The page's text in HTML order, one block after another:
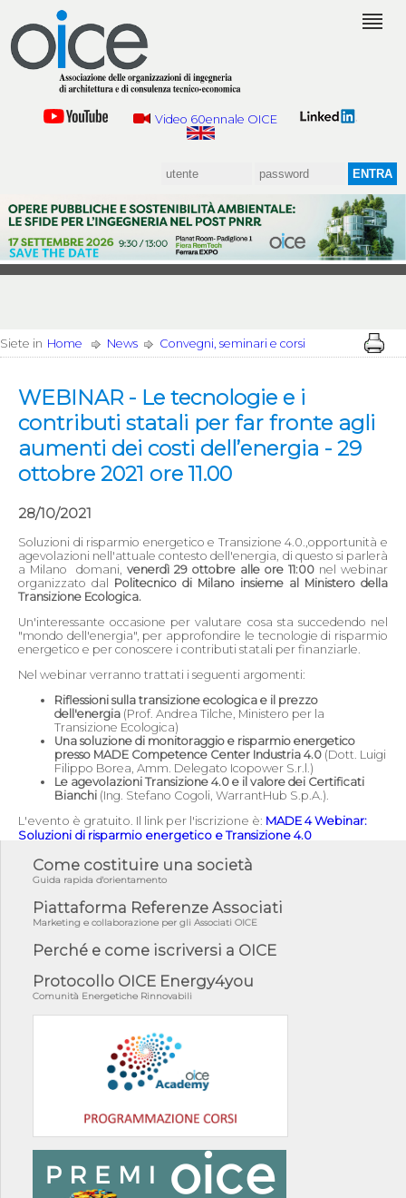
Video 60ennale OICE
Siete in Home News Convegni, seminari e corsi
WEBINAR - Le tecnologie e i
contributi statali per far fronte agli
aumenti dei costi dell’energia - 29
ottobre 2021 ore 11.00
28/10/2021
Soluzioni di risparmio energetico e Transizione 4.0.,opportunità e
agevolazioni nell'attuale contesto dell'energia, di questo si parlerà
a Milano domani, venerdì 29 ottobre alle ore 11:00 nel webinar
organizzato dal Politecnico di Milano insieme al Ministero della
Transizione Ecologica.
Un'interessante occasione per valutare cosa sta succedendo nel
"mondo dell'energia", per approfondire le tecnologie di risparmio
energetico e per conoscere i contributi statali per finanziarle.
Nel webinar verranno trattati i seguenti argomenti:
Riflessioni sulla transizione ecologica e il prezzo
dell'energia (Prof. Andrea Tilche, Ministero per la
Transizione Ecologica)
Una soluzione di monitoraggio e risparmio energetico
presso MADE Competence Center Industria 4.0 (Dott. Luigi
Filippo Borea, Amm. Delegato Icopower S.r.l.)
Le agevolazioni Transizione 4.0 e il valore dei Certificati
Bianchi (Ing. Stefano Cogoli, WarrantHub S.p.A.).
L'evento è gratuito. Il link per l'iscrizione è: MADE 4 Webinar:
Soluzioni di risparmio energetico e Transizione 4.0
Come costituire una società
Guida rapida d'orientamento
Piattaforma Referenze Associati
Marketing e collaborazione per gli Associati OICE
Perché e come iscriversi a OICE
Protocollo OICE Energy4you
Comunità Energetiche Rinnovabili